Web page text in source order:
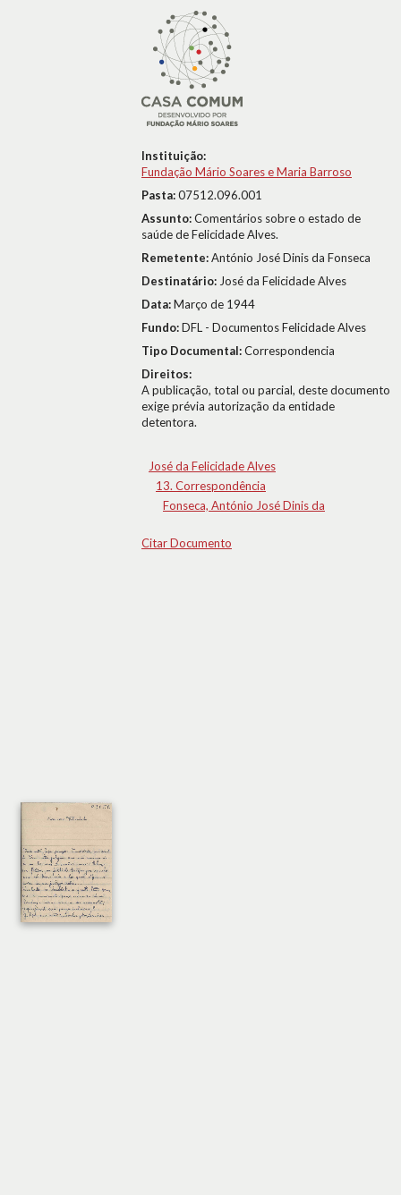
Instituição:
Fundação Mário Soares e Maria Barroso
Pasta:07512.096.001
Assunto:Comentários sobre o estado de
saúde de Felicidade Alves.
Remetente:António José Dinis da Fonseca
Destinatário: José da Felicidade Alves
Data:Março de 1944
Fundo:DFL - Documentos Felicidade Alves
Tipo Documental:Correspondencia
Direitos:
A publicação, total ou parcial, deste documento
exige prévia autorização da entidade
detentora.
José da Felicidade Alves
13. Correspondência
Fonseca, António José Dinis da
Citar Documento